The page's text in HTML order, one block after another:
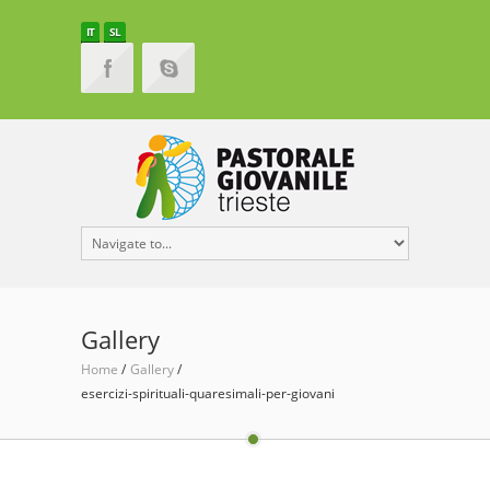
IT SL
Gallery
Home
Gallery
esercizi-spirituali-quaresimali-per-giovani